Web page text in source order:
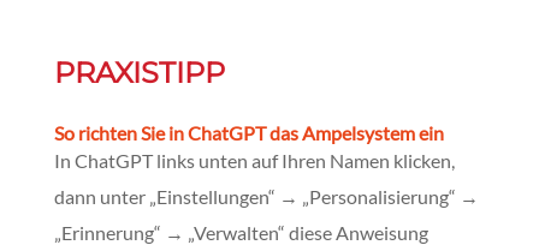
PRAXISTIPP
So richten Sie in ChatGPT das Ampelsystem ein
In ChatGPT links unten auf Ihren Namen klicken,
dann unter „Einstellungen“ → „Personalisierung“ →
„Erinnerung“ → „Verwalten“ diese Anweisung